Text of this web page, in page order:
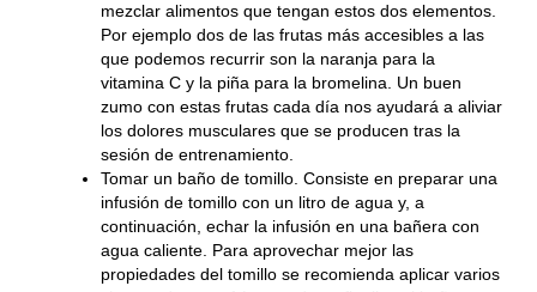
mezclar alimentos que tengan estos dos elementos.
Por ejemplo dos de las frutas más accesibles a las
que podemos recurrir son la naranja para la
vitamina C y la piña para la bromelina. Un buen
zumo con estas frutas cada día nos ayudará a aliviar
los dolores musculares que se producen tras la
sesión de entrenamiento.
Tomar un baño de tomillo. Consiste en preparar una
infusión de tomillo con un litro de agua y, a
continuación, echar la infusión en una bañera con
agua caliente. Para aprovechar mejor las
propiedades del tomillo se recomienda aplicar varios